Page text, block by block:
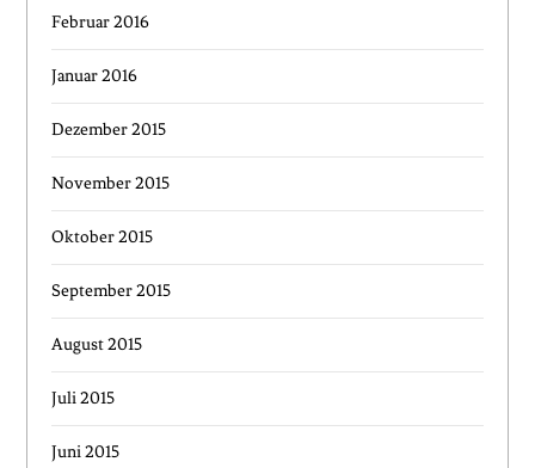
Februar 2016
Januar 2016
Dezember 2015
November 2015
Oktober 2015
September 2015
August 2015
Juli 2015
Juni 2015